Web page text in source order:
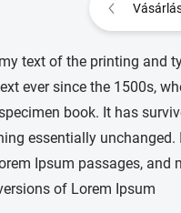
text of the printing and
ever since the 1500s,
book. It has
essentially
Ipsum passages,
of Lorem Ipsum